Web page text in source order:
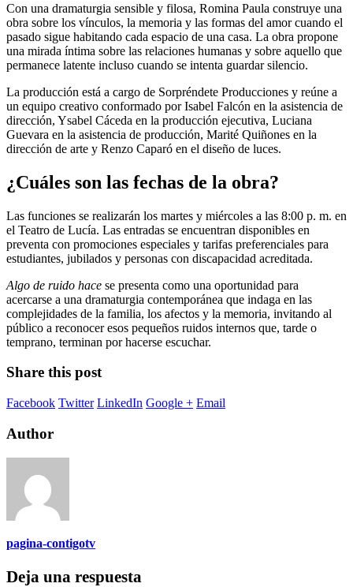
Con una dramaturgia sensible y filosa, Romina Paula construye una
obra sobre los vínculos, la memoria y las formas del amor cuando el
pasado sigue habitando cada espacio de una casa. La obra propone
una mirada íntima sobre las relaciones humanas y sobre aquello que
permanece latente incluso cuando se intenta guardar silencio.
La producción está a cargo de Sorpréndete Producciones y reúne a
un equipo creativo conformado por Isabel Falcón en la asistencia de
dirección, Ysabel Cáceda en la producción ejecutiva, Luciana
Guevara en la asistencia de producción, Marité Quiñones en la
dirección de arte y Renzo Caparó en el diseño de luces.
¿Cuáles son las fechas de la obra?
Las funciones se realizarán los martes y miércoles a las 8:00 p. m. en
el Teatro de Lucía. Las entradas se encuentran disponibles en
preventa con promociones especiales y tarifas preferenciales para
estudiantes, jubilados y personas con discapacidad acreditada.
Algo de ruido hace se presenta como una oportunidad para
acercarse a una dramaturgia contemporánea que indaga en las
complejidades de la familia, los afectos y la memoria, invitando al
público a reconocer esos pequeños ruidos internos que, tarde o
temprano, terminan por hacerse escuchar.
Share this post
Facebook Twitter LinkedIn Google + Email
Author
pagina-contigotv
Deja una respuesta